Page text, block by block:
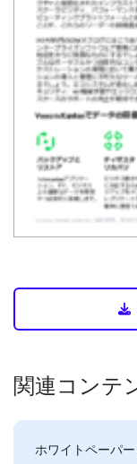
関連コンテ
ホワイトペーパ